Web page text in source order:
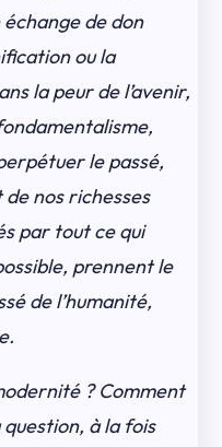
échange de don
ou la
la peur de l’avenir,
le passé,
nos richesses
par tout ce qui
prennent le
de l’humanité,
? Comment
à la fois